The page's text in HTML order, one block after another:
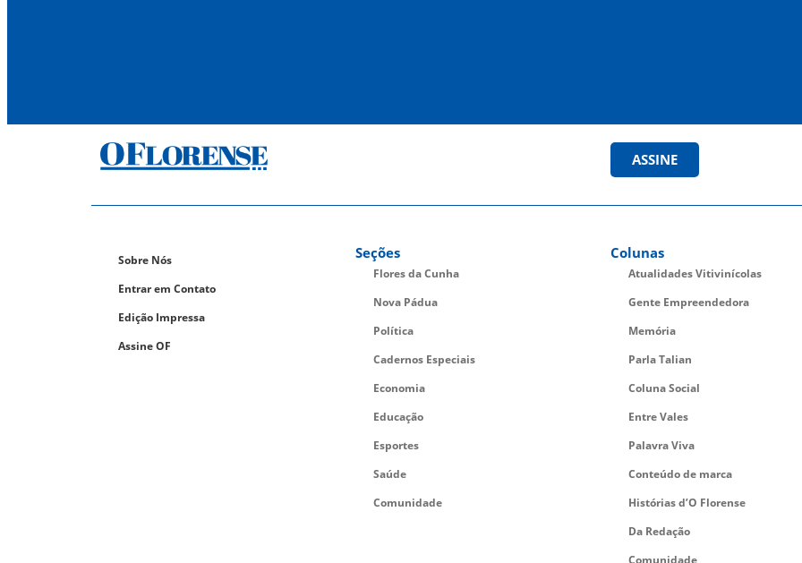
ASSINE
Sobre Nós
Entrar em Contato
Edição Impressa
Assine OF
Seções
Flores da Cunha
Nova Pádua
Política
Cadernos Especiais
Economia
Educação
Esportes
Saúde
Comunidade
Colunas
Atualidades Vitivinícolas
Gente Empreendedora
Memória
Parla Talian
Coluna Social
Entre Vales
Palavra Viva
Conteúdo de marca
Histórias d’O Florense
Da Redação